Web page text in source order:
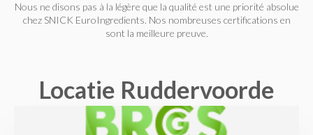
Nous ne disons pas à la légère que la qualité est une priorité absolue
chez SNICK EuroIngredients. Nos nombreuses certifications en
sont la meilleure preuve.
Locatie Ruddervoorde